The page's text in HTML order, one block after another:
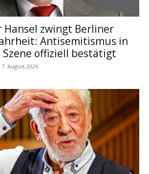
Hansel zwingt Berliner
Antisemitismus in
offiziell bestätigt
7. August 2026